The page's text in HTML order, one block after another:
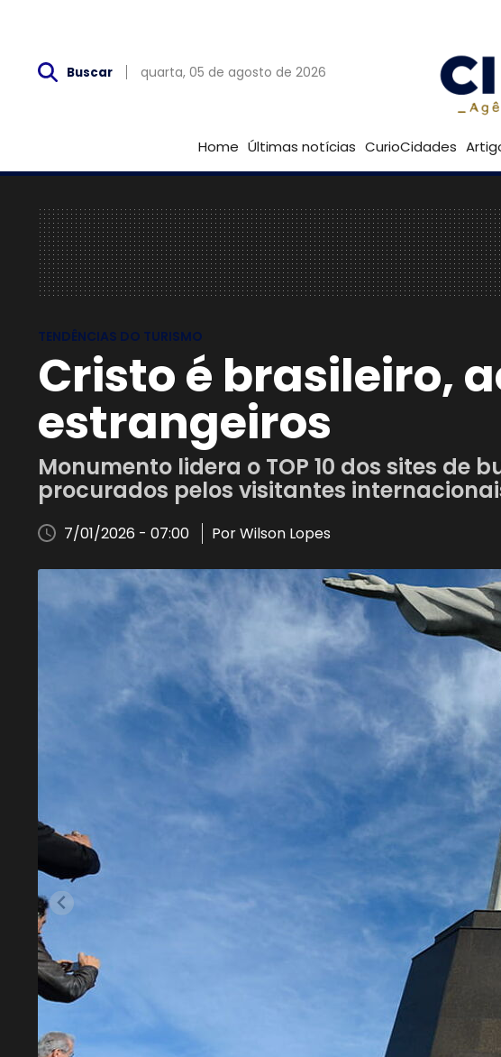
Buscar quarta, 05 de agosto de 2026
Home Últimas notícias CurioCidades
TENDÊNCIAS DO TURISMO
Cristo é brasileiro,
estrangeiros
Monumento lidera o TOP 10 dos sites de
procurados pelos visitantes
7/01/2026 - 07:00 Por Wilson Lopes